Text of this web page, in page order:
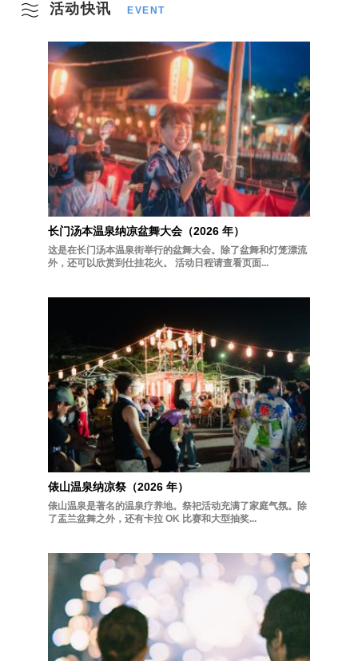
活动快讯 EVENT
长门汤本温泉纳凉盆舞大会（2026 年）
这是在长门汤本温泉街举行的盆舞大会。除了盆舞和灯笼漂流
外，还可以欣赏到仕挂花火。 活动日程请查看页面...
俵山温泉纳凉祭（2026 年）
俵山温泉是著名的温泉疗养地。祭祀活动充满了家庭气氛。除
了盂兰盆舞之外，还有卡拉 OK 比赛和大型抽奖...